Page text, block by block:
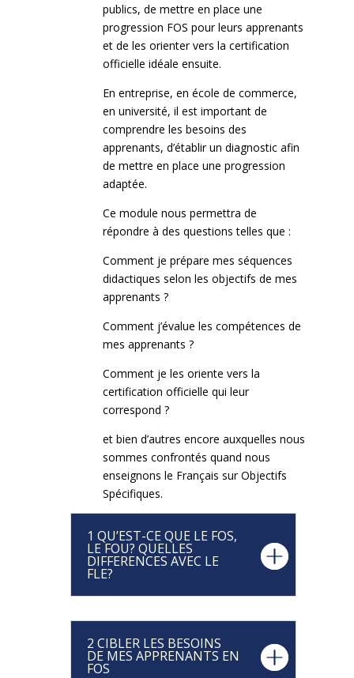
publics, de mettre en place une
progression FOS pour leurs apprenants
et de les orienter vers la certification
officielle idéale ensuite.
En entreprise, en école de commerce,
en université, il est important de
comprendre les besoins des
apprenants, d’établir un diagnostic afin
de mettre en place une progression
adaptée.
Ce module nous permettra de
répondre à des questions telles que :
Comment je prépare mes séquences
didactiques selon les objectifs de mes
apprenants ?
Comment j’évalue les compétences de
mes apprenants ?
Comment je les oriente vers la
certification officielle qui leur
correspond ?
et bien d’autres encore auxquelles nous
sommes confrontés quand nous
enseignons le Français sur Objectifs
Spécifiques.
1 QU’EST-CE QUE LE FOS,
LE FOU? QUELLES
DIFFERENCES AVEC LE
FLE?
2 CIBLER LES BESOINS
DE MES APPRENANTS EN
FOS